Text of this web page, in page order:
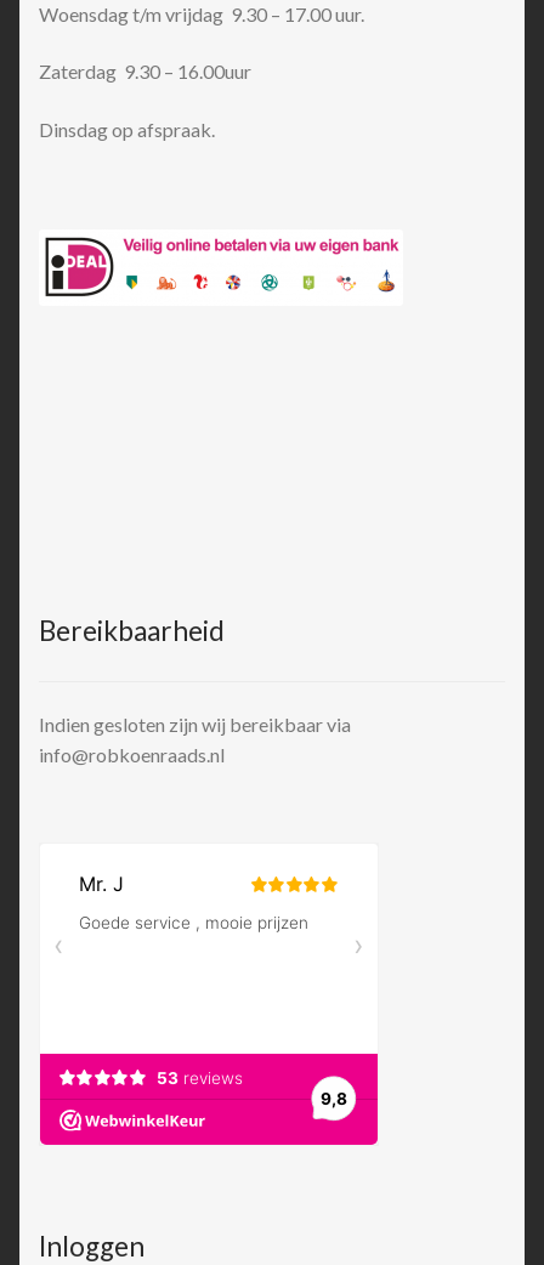
Woensdag t/m vrijdag 9.30 – 17.00 uur.
Zaterdag 9.30 – 16.00uur
Dinsdag op afspraak.
Bereikbaarheid
Indien gesloten zijn wij bereikbaar via
info@robkoenraads.nl
Inloggen